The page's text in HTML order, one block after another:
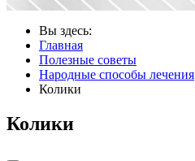
Вы здесь:
Главная
Полезные советы
Народные способы лечения
Колики
Колики